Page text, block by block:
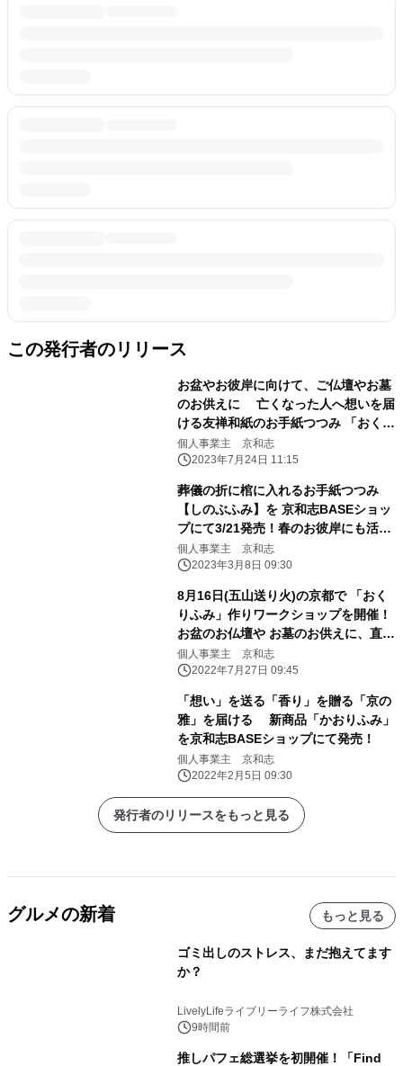
この発行者のリリース
お盆やお彼岸に向けて、ご仏壇やお墓
のお供えに 亡くなった人へ想いを届
ける友禅和紙のお手紙つつみ 「おくり
ふみ」づくりワークショップを8月11
日に開催！
個人事業主 京和志
2023年7月24日 11:15
葬儀の折に棺に入れるお手紙つつみ
【しのぶふみ】を 京和志BASEショッ
プにて3/21発売！春のお彼岸にも活用
可能
個人事業主 京和志
2023年3月8日 09:30
8月16日(五山送り火)の京都で 「おく
りふみ」作りワークショップを開催！
お盆のお仏壇や お墓のお供えに、直筆
のお手紙つつみで故人へ想いを伝える
個人事業主 京和志
2022年7月27日 09:45
「想い」を送る「香り」を贈る「京の
雅」を届ける 新商品「かおりふみ」
を京和志BASEショップにて発売！
個人事業主 京和志
2022年2月5日 09:30
発行者のリリースをもっと見る
グルメの新着 もっと見る
ゴミ出しのストレス、まだ抱えてます
か？
LivelyLifeライブリーライフ株式会社
9時間前
推しパフェ総選挙を初開催！「Find